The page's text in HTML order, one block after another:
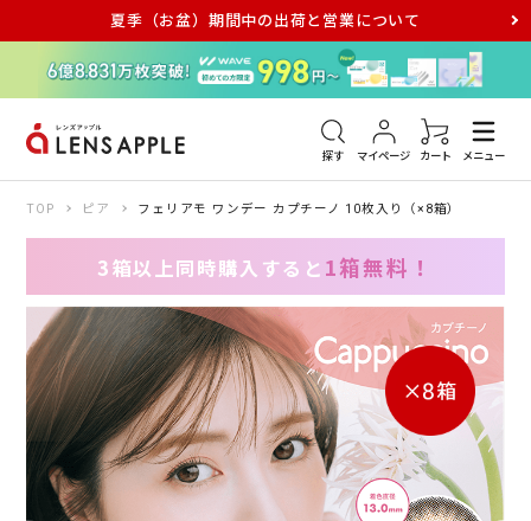
夏季（お盆）期間中の出荷と営業について
探す マイページ カート メニュー
アキュビュー メダリスト メガネ
TOP ピア フェリアモ ワンデー カプチーノ 10枚入り（×8箱）
3箱以上同時購入すると 1箱無料！